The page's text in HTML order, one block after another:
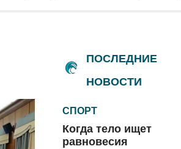
ПОСЛЕДНИЕ
НОВОСТИ
СПОРТ
Когда тело ищет
равновесия